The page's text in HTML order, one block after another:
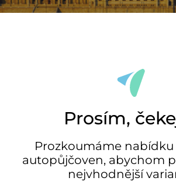
Prosím,
Prozkoumáme
autopůjčoven, abychom
nejvhodnější